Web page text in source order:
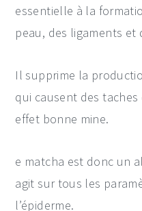
essentielle à la
peau, des ligaments et
Il supprime la
qui causent des
effet bonne mine.
e matcha est donc un
agit sur tous les
l’épiderme.